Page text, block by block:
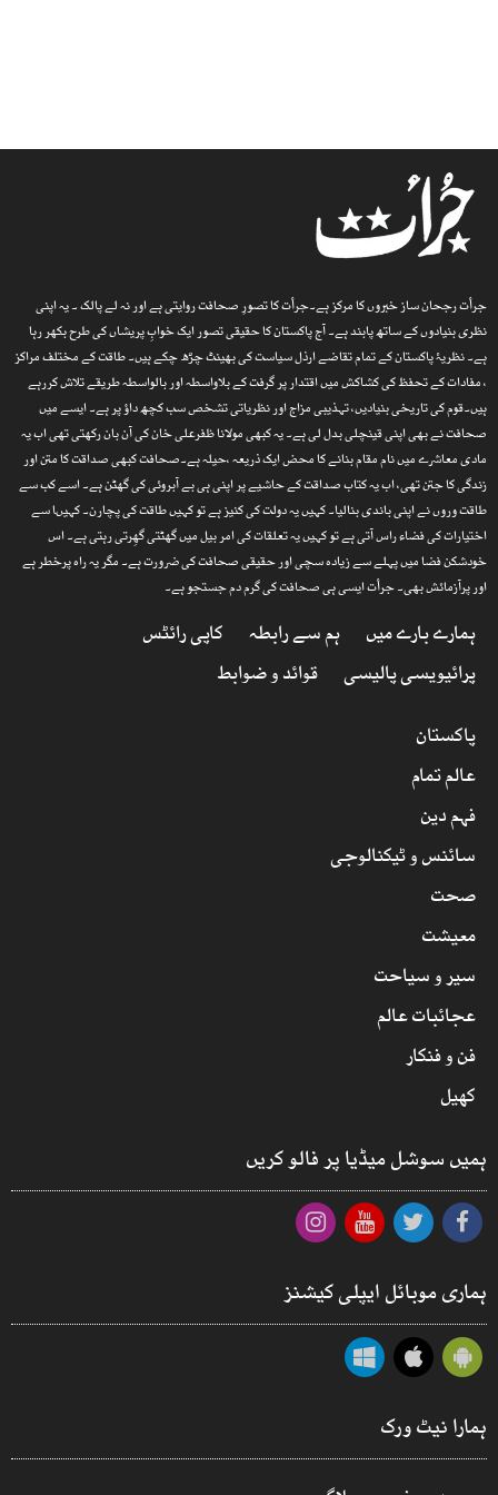
جرأت رجحان ساز خبروں کا مرکز ہے۔جرأت کا تصورِ صحافت روایتی ہے اور نہ لے پالک ۔ یہ اپنی
نظری بنیادوں کے ساتھ پابند ہے۔ آج پاکستان کا حقیقی تصور ایک خوابِ پریشاں کی طرح بکھر رہا
ہے۔ نظریۂ پاکستان کے تمام تقاضے ارذل سیاست کی بھینٹ چڑھ چکے ہیں۔ طاقت کے مختلف مراکز
، مفادات کے تحفظ کی کشاکش میں اقتدار پر گرفت کے بلاواسطہ اور بالواسطہ طریقے تلاش کررہے
ہیں۔قوم کی تاریخی بنیادیں، تہذیبی مزاج اور نظریاتی تشخص سب کچھ داؤ پر ہے۔ ایسے میں
صحافت نے بھی اپنی قینچلی بدل لی ہے۔ یہ کبھی مولانا ظفرعلی خان کی آن بان رکھتی تھی اب یہ
مادی معاشرے میں نام مقام بنانے کا محض ایک ذریعہ ،حیلہ ہے۔صحافت کبھی صداقت کا متن اور
زندگی کا جتن تھی، اب یہ کتاب صداقت کے حاشیے پر اپنی ہی بے آبروئی کی گھٹن ہے۔ اسے کب سے
طاقت وروں نے اپنی باندی بنالیا۔ کہیں یہ دولت کی کنیز ہے تو کہیں طاقت کی پچارن۔ کہیںا سے
اختیارات کی فضاء راس آتی ہے تو کہیں یہ تعلقات کی امر بیل میں گھٹتی گھِرتی رہتی ہے۔ اس
خودشکن فضا میں پہلے سے زیادہ سچی اور حقیقی صحافت کی ضرورت ہے۔ مگر یہ راہ پرخطر ہے
اور پرآزمائش بھی۔ جرأت ایسی ہی صحافت کی گرم دم جستجو ہے۔
ہمارے بارے میں ہم سے رابطہ
کاپی رائٹس
پرائیویسی پالیسی
قوائد و ضوابط
پاکستان
عالم تمام
فہم دین
سائنس و ٹیکنالوجی
صحت
معیشت
سیر و سیاحت
عجائبات عالم
فن و فنکار
کھیل
ہمیں سوشل میڈیا پر فالو کریں
ہماری موبائل ایپلی کیشنز
ہمارا نیٹ ورک